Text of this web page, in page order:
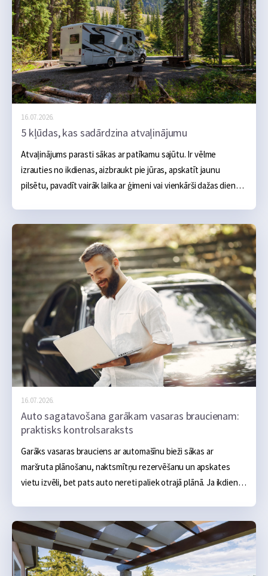
16.07.2026.
5 kļūdas, kas sadārdzina atvaļinājumu
Atvaļinājums parasti sākas ar patīkamu sajūtu. Ir vēlme
izrauties no ikdienas, aizbraukt pie jūras, apskatīt jaunu
pilsētu, pavadīt vairāk laika ar ģimeni vai vienkārši dažas dienas
praksē atvaļinājums bieži kļūst dārgāks nevis viena liela tēriņa
dēļ, bet vairāku mazu kļūdu dēļ, kas sakrājas kopā.
16.07.2026.
Auto sagatavošana garākam vasaras braucienam:
praktisks kontrolsaraksts
Garāks vasaras brauciens ar automašīnu bieži sākas ar
maršruta plānošanu, naktsmītņu rezervēšanu un apskates
vietu izvēli, bet pats auto nereti paliek otrajā plānā. Ja ikdienā